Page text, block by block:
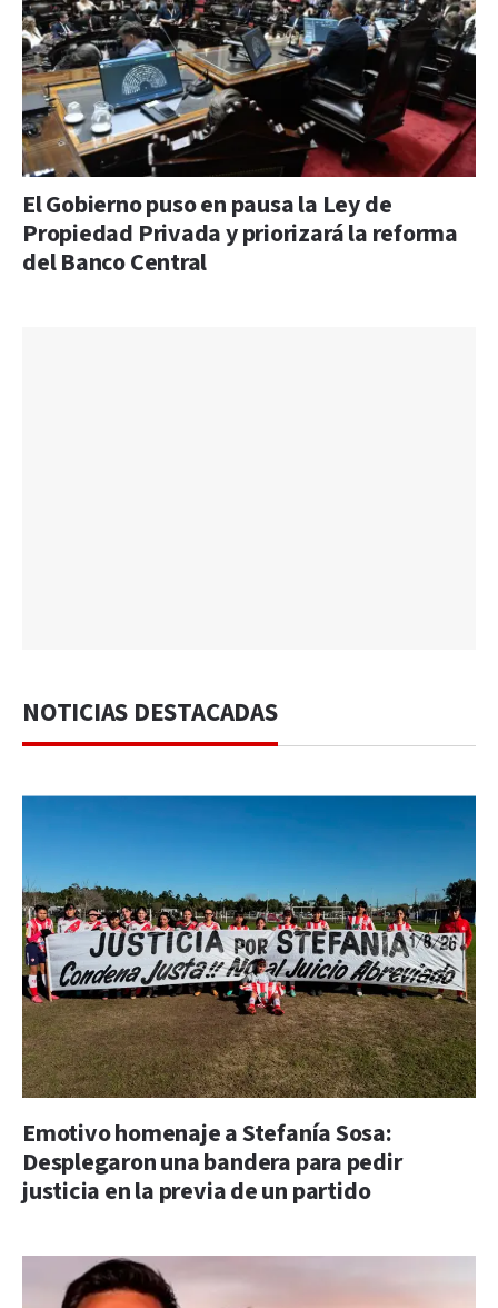
El Gobierno puso en pausa la Ley de
Propiedad Privada y priorizará la reforma
del Banco Central
NOTICIAS DESTACADAS
Emotivo homenaje a Stefanía Sosa:
Desplegaron una bandera para pedir
justicia en la previa de un partido